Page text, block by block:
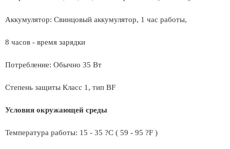
Аккумулятор: Свинцовый аккумулятор, 1 час работы,
8 часов - время зарядки
Потребление: Обычно 35 Вт
Степень защиты Класс 1, тип BF
Условия окружающей среды
Температура работы: 15 - 35 ?C ( 59 - 95 ?F )